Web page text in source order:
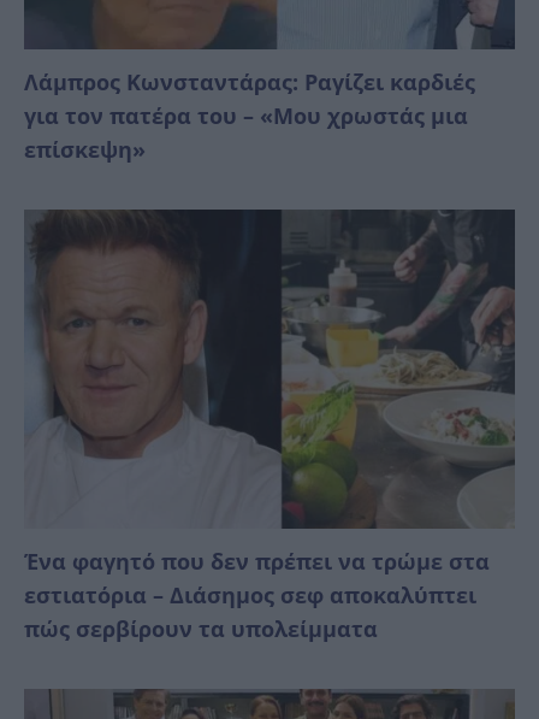
Λάμπρος Κωνσταντάρας: Ραγίζει καρδιές
για τον πατέρα του – «Μου χρωστάς μια
επίσκεψη»
Ένα φαγητό που δεν πρέπει να τρώμε στα
εστιατόρια – Διάσημος σεφ αποκαλύπτει
πώς σερβίρουν τα υπολείμματα